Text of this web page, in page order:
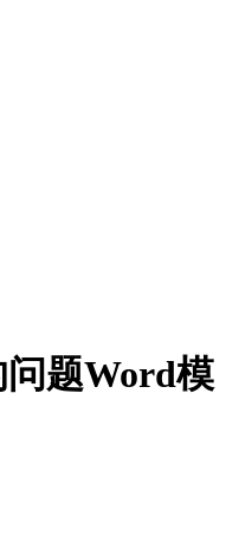
题Word模